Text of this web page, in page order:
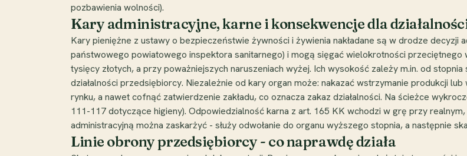
pozbawienia wolności).
Kary administracyjne, karne i konsekwencje dla
Kary pieniężne z ustawy o bezpieczeństwie żywności i żywienia nakładane są w drodze decyzji
państwowego powiatowego inspektora sanitarnego) i mogą sięgać wielokrotności
tysięcy złotych, a przy poważniejszych naruszeniach wyżej. Ich wysokość zależy m.in. od
działalności przedsiębiorcy. Niezależnie od kary organ może: nakazać wstrzymanie produkcji
rynku, a nawet cofnąć zatwierdzenie zakładu, co oznacza zakaz działalności. Na ścieżce
111-117 dotyczące higieny). Odpowiedzialność karna z art. 165 KK wchodzi w grę przy
administracyjną można zaskarżyć - służy odwołanie do organu wyższego stopnia, a następnie
Linie obrony przedsiębiorcy - co naprawdę działa